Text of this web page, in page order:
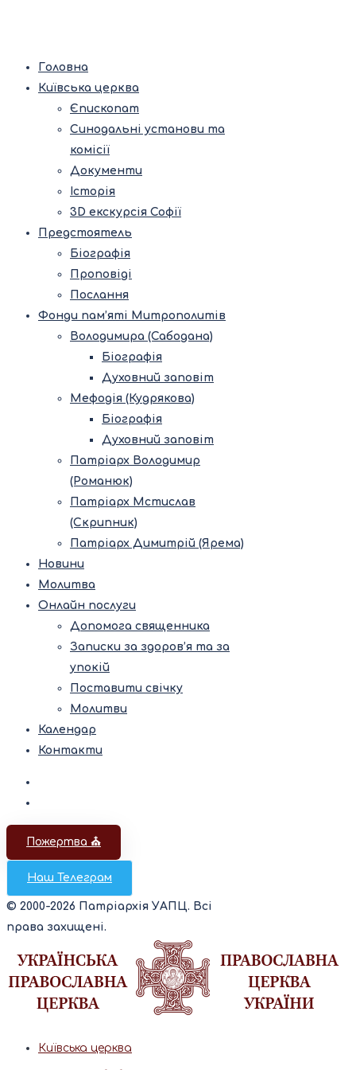
Головна
Київська церква
Єпископат
Синодальні установи та
комісії
Документи
Історія
3D екскурсія Софії
Предстоятель
Біографія
Проповіді
Послання
Фонди пам’яті Митрополитів
Володимира (Сабодана)
Біографія
Духовний заповіт
Мефодія (Кудрякова)
Біографія
Духовний заповіт
Патріарх Володимир
(Романюк)
Патріарх Мстислав
(Скрипник)
Патріарх Димитрій (Ярема)
Новини
Молитва
Онлайн послуги
Допомога священника
Записки за здоров’я та за
упокій
Поставити свічку
Молитви
Календар
Контакти
Пожертва ⛪️
Наш Телеграм
© 2000-2026 Патріархія УАПЦ. Всі
права захищені.
Київська церква